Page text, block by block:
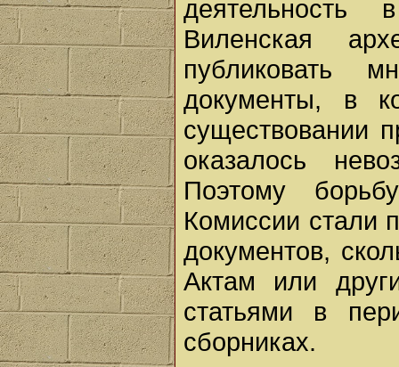
деятельность
Виленская
публиковать
документы, в
существовании
оказалось
Поэтому
Комиссии стали
документов,
Актам или
статьями в
сборниках.